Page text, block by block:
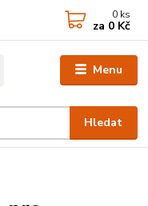
Menu
Hledat
0 ks
za 0 Kč